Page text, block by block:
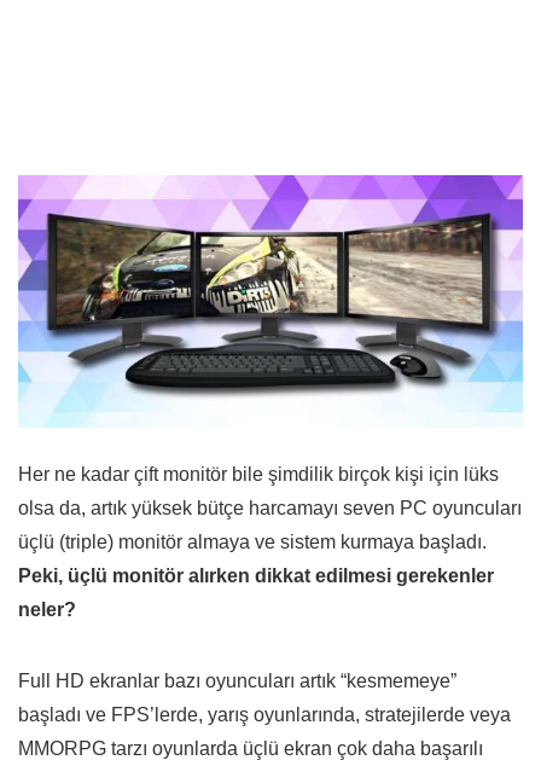
Her ne kadar çift monitör bile şimdilik birçok kişi için lüks
olsa da, artık yüksek bütçe harcamayı seven PC oyuncuları
üçlü (triple) monitör almaya ve sistem kurmaya başladı.
Peki, üçlü monitör alırken dikkat edilmesi gerekenler
neler?
Full HD ekranlar bazı oyuncuları artık “kesmemeye”
başladı ve FPS’lerde, yarış oyunlarında, stratejilerde veya
MMORPG tarzı oyunlarda üçlü ekran çok daha başarılı